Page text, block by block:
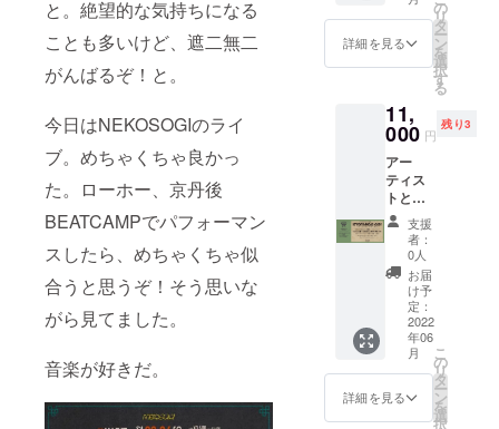
と。絶望的な気持ちになる
ことも多いけど、遮二無二
がんばるぞ！と。
今日はNEKOSOGIのライ
ブ。めちゃくちゃ良かっ
た。ローホー、京丹後
BEATCAMPでパフォーマン
スしたら、めちゃくちゃ似
合うと思うぞ！そう思いな
がら見てました。
音楽が好きだ。
際会館
でのコ
ンサー
ださっ
たご縁
たんで
すが、
ご実家
がタオ
ルを製
造され
てい
て、お
兄さん
があと
を継が
れてい
聞きし
ていま
ること
を、ご
了承く
シャツ
の入荷
状況に
よる変
更がご
ざいま
すこと
もご了
承くだ
さいま
せ。
のため
のライ
ブ観覧
＆キャ
ペース
をお届
け！ ラ
イブハ
ウス神
戸
VARIT.
は過
去、兵
庫県在
住メン
バーが
1人でも
所属
し、初
めて
VARIT.
詳細を見る
の
リ
タ
ー
ン
を
選
択
す
る
11,
000 円
残り3
アー
ティス
トと
キャン
パーの
マッチ
ングイ
ベント
「KYOT
ANGO
GO！」
あなた
のため
のライ
ブ観覧
支援
者：
0人
お届
け予
定：
2022
年06
月
詳細を見る
こ
の
リ
タ
ー
ン
を
選
択